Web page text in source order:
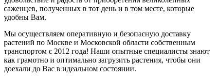
саженцев, полученных в тот день и в том месте, которые
удобны Вам.
Мы осуществляем оперативную и безопасную доставку
растений по Москве и Московской области собственным
транспортом с 2012 года! Наши опытные специалисты знают
как грамотно и оптимально загрузить растения, чтобы они
доехали до Вас в идеальном состоянии.